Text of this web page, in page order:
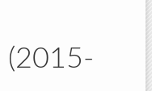
(2015-